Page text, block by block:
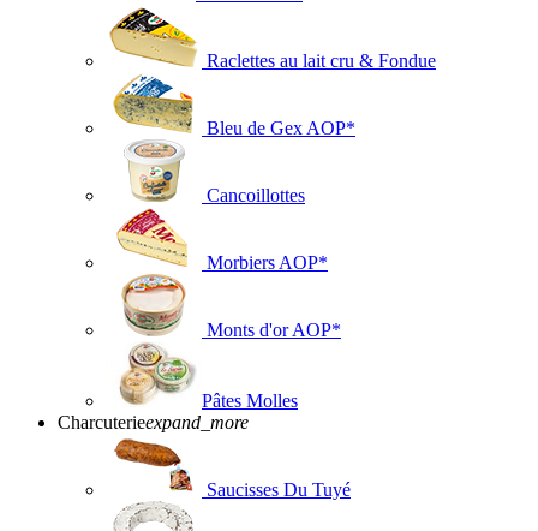
Raclettes au lait cru & Fondue
Bleu de Gex AOP*
Cancoillottes
Morbiers AOP*
Monts d'or AOP*
Pâtes Molles
Charcuterieexpand_more
Saucisses Du Tuyé